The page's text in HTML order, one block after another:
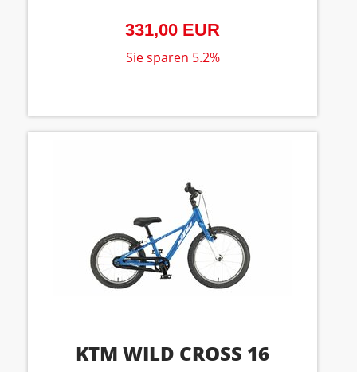
331,00 EUR
Sie sparen 5.2%
KTM WILD CROSS 16